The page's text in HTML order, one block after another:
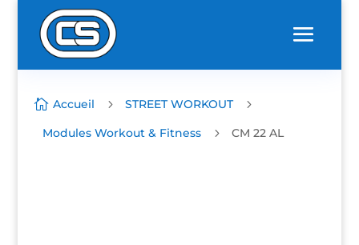
 Accueil 5 STREET WORKOUT
5
Modules Workout & Fitness
5 CM 22 AL